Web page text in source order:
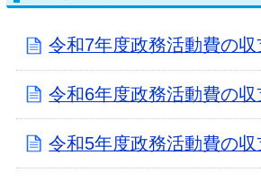
令和7年度政務活動費の収
令和6年度政務活動費の収
令和5年度政務活動費の収